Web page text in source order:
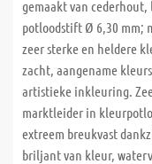
gemaakt van
potloodstift Ø 6,30 mm;
zeer sterke en heldere
zacht, aangename
artistieke inkleuring.
marktleider in
extreem breukvast
briljant van kleur,